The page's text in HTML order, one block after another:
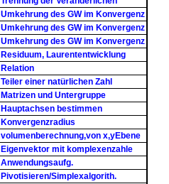
Umkehrung des GW im Konvergenz
Umkehrung des GW im Konvergenz
Umkehrung des GW im Konvergenz
Residuum, Laurententwicklung
Relation
Teiler einer natürlichen Zahl
Matrizen und Untergruppe
Hauptachsen bestimmen
Konvergenzradius
volumenberechnung,von x,yEbene
Eigenvektor mit komplexenzahle
Anwendungsaufg.
Pivotisieren/Simplexalgorith.